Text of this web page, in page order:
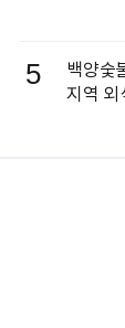
5
백양숯
지역 외